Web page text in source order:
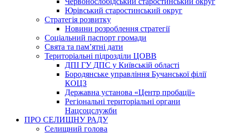
Юрівський старостинський округ
Стратегія розвитку
Новини розроблення стратегії
Соціальний паспорт громади
Свята та пам’ятні дати
Територіальні підрозділи ЦОВВ
ДПІ ГУ ДПС у Київській області
Бородянське управління Бучанської філії
КОЦЗ
Державна установа «Центр пробації»
Регіональні територіальні органи
Нацсоцслужби
ПРО СЕЛИЩНУ РАДУ
Селищний голова